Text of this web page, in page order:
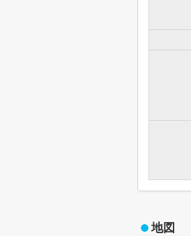
地図